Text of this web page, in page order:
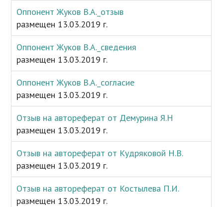
Оппонент Жуков В.А._отзыв
размещен 13.03.2019 г.
Оппонент Жуков В.А._сведения
размещен 13.03.2019 г.
Оппонент Жуков В.А._согласие
размещен 13.03.2019 г.
Отзыв на автореферат от Демурина Я.Н
размещен 13.03.2019 г.
Отзыв на автореферат от Кудряковой Н.В.
размещен 13.03.2019 г.
Отзыв на автореферат от Костылева П.И.
размещен 13.03.2019 г.